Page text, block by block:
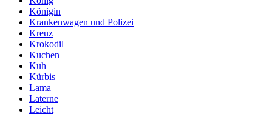
Königin
Krankenwagen und Polizei
Kreuz
Krokodil
Kuchen
Kuh
Kürbis
Lama
Laterne
Leicht